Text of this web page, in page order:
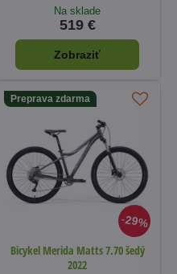
Na sklade
519 €
Zobraziť
29%
Preprava zdarma
Bicykel Merida Matts 7.70 šedý
2022